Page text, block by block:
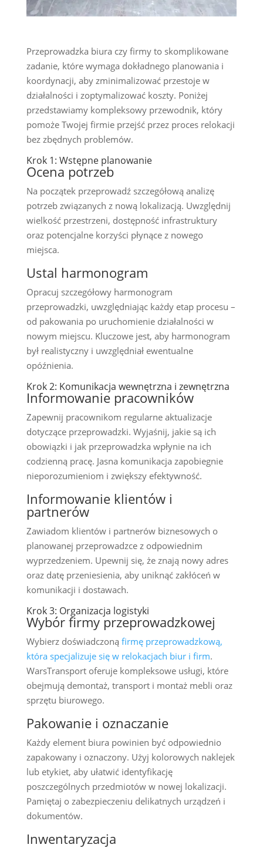
Przeprowadzka biura czy firmy to skomplikowane
zadanie, które wymaga dokładnego planowania i
koordynacji, aby zminimalizować przestoje w
działalności i zoptymalizować koszty. Poniżej
przedstawiamy kompleksowy przewodnik, który
pomoże Twojej firmie przejść przez proces relokacji
bez zbędnych problemów.
Krok 1: Wstępne planowanie
Ocena potrzeb
Na początek przeprowadź szczegółową analizę
potrzeb związanych z nową lokalizacją. Uwzględnij
wielkość przestrzeni, dostępność infrastruktury
oraz potencjalne korzyści płynące z nowego
miejsca.
Ustal harmonogram
Opracuj szczegółowy harmonogram
przeprowadzki, uwzględniając każdy etap procesu –
od pakowania po uruchomienie działalności w
nowym miejscu. Kluczowe jest, aby harmonogram
był realistyczny i uwzględniał ewentualne
opóźnienia.
Krok 2: Komunikacja wewnętrzna i zewnętrzna
Informowanie pracowników
Zapewnij pracownikom regularne aktualizacje
dotyczące przeprowadzki. Wyjaśnij, jakie są ich
obowiązki i jak przeprowadzka wpłynie na ich
codzienną pracę. Jasna komunikacja zapobiegnie
nieporozumieniom i zwiększy efektywność.
Informowanie klientów i
partnerów
Zawiadom klientów i partnerów biznesowych o
planowanej przeprowadzce z odpowiednim
wyprzedzeniem. Upewnij się, że znają nowy adres
oraz datę przeniesienia, aby uniknąć zakłóceń w
komunikacji i dostawach.
Krok 3: Organizacja logistyki
Wybór firmy przeprowadzkowej
Wybierz doświadczoną firmę przeprowadzkową,
która specjalizuje się w relokacjach biur i firm.
WarsTransport oferuje kompleksowe usługi, które
obejmują demontaż, transport i montaż mebli oraz
sprzętu biurowego.
Pakowanie i oznaczanie
Każdy element biura powinien być odpowiednio
zapakowany i oznaczony. Użyj kolorowych naklejek
lub etykiet, aby ułatwić identyfikację
poszczególnych przedmiotów w nowej lokalizacji.
Pamiętaj o zabezpieczeniu delikatnych urządzeń i
dokumentów.
Inwentaryzacja